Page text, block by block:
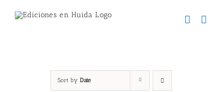
Sort by Date